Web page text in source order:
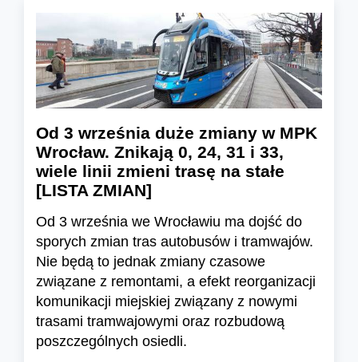
Od 3 września duże zmiany w MPK
Wrocław. Znikają 0, 24, 31 i 33,
wiele linii zmieni trasę na stałe
[LISTA ZMIAN]
Od 3 września we Wrocławiu ma dojść do
sporych zmian tras autobusów i tramwajów.
Nie będą to jednak zmiany czasowe
związane z remontami, a efekt reorganizacji
komunikacji miejskiej związany z nowymi
trasami tramwajowymi oraz rozbudową
poszczególnych osiedli.